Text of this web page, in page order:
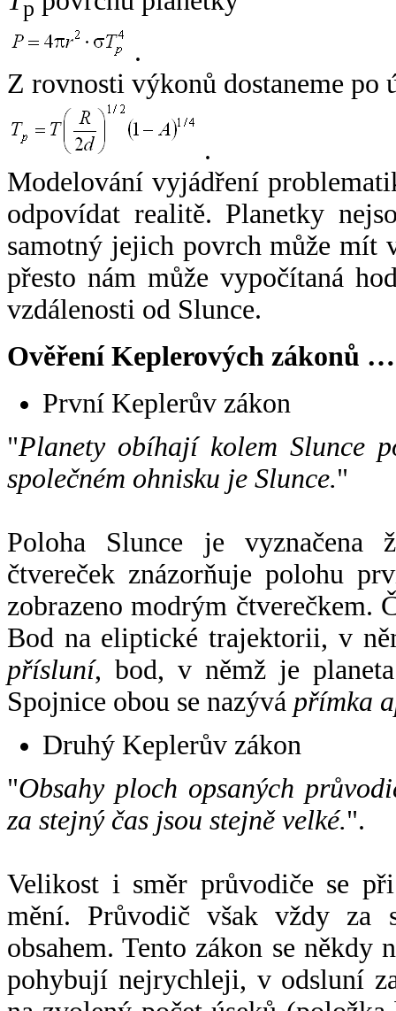
p
.
Z rovnosti výkonů dostaneme po
.
Modelování vyjádření
odpovídat realitě. Planetky
samotný jejich povrch může mít
přesto nám může vypočítaná
vzdálenosti od Slunce.
Ověření Keplerových zákonů …
První Keplerův zákon
"Planety obíhají kolem Slunce
společném ohnisku je Slunce."
Poloha Slunce je vyznačena
čtvereček znázorňuje polohu
zobrazeno modrým čtverečkem.
Bod na eliptické trajektorii, v
přísluní, bod, v němž je
Spojnice obou se nazývá přímka
Druhý Keplerův zákon
"Obsahy ploch opsaných
za stejný čas jsou stejně velké.".
Velikost i směr průvodiče se
mění. Průvodič však vždy za
obsahem. Tento zákon se někdy
pohybují nejrychleji, v odsluní